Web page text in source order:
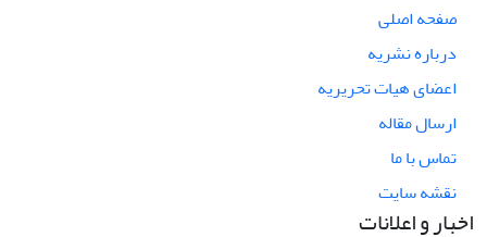
صفحه اصلی
درباره نشریه
اعضای هیات تحریریه
ارسال مقاله
تماس با ما
نقشه سایت
اخبار و اعلانات